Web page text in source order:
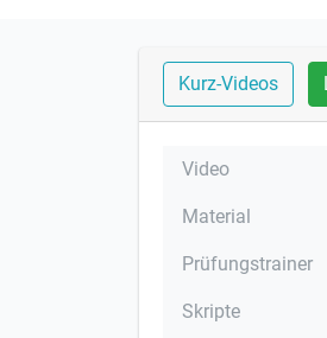
Kurz-Videos
Video
Material
Prüfungstrainer
Skripte